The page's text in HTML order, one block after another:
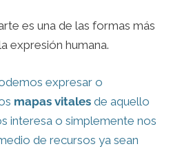
es una de las formas más
expresión humana.
expresar o
mapas vitales de aquello
interesa o simplemente nos
de recursos ya sean